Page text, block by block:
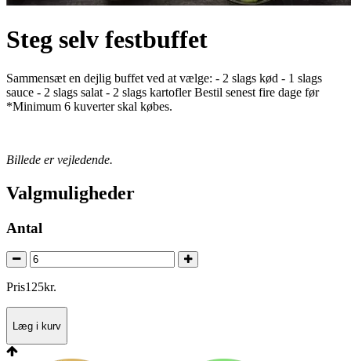
Steg selv festbuffet
Sammensæt en dejlig buffet ved at vælge: - 2 slags kød - 1 slags
sauce - 2 slags salat - 2 slags kartofler Bestil senest fire dage før
*Minimum 6 kuverter skal købes.
Billede er vejledende.
Valgmuligheder
Antal
Pris125kr.
Læg i kurv